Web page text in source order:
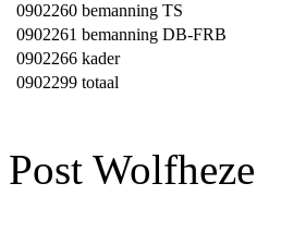
0902260 bemanning TS
0902261 bemanning DB-FRB
0902266 kader
0902299 totaal
Post Wolfheze